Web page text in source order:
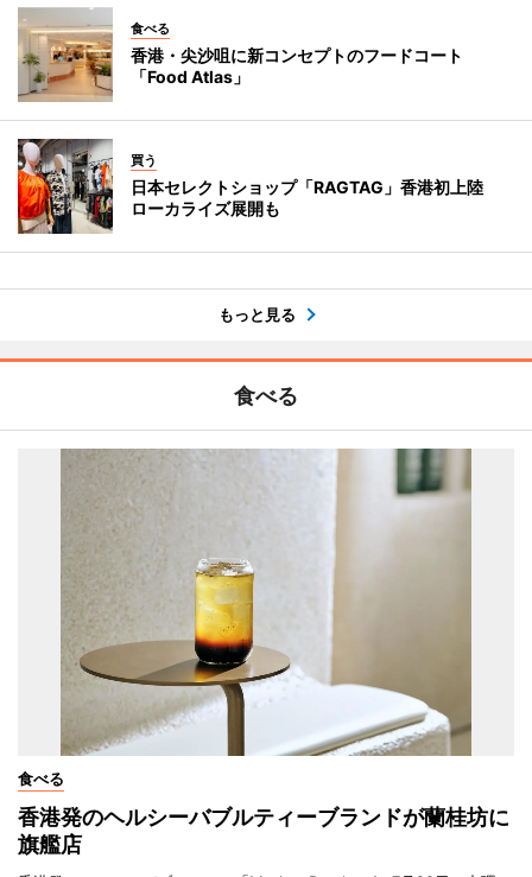
食べる
香港・尖沙咀に新コンセプトのフードコート
「Food Atlas」
買う
日本セレクトショップ「RAGTAG」香港初上陸
ローカライズ展開も
もっと見る
食べる
食べる
香港発のヘルシーバブルティーブランドが蘭桂坊に
旗艦店